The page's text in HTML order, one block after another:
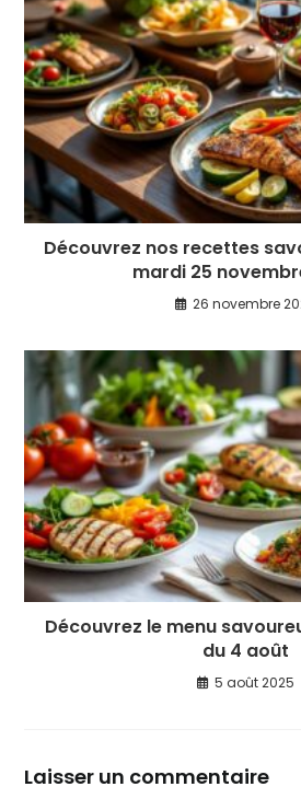
Découvrez nos recettes
mardi 25
26 novembre
Découvrez le menu
du 4 août
5 août 2025
Laisser un commentaire